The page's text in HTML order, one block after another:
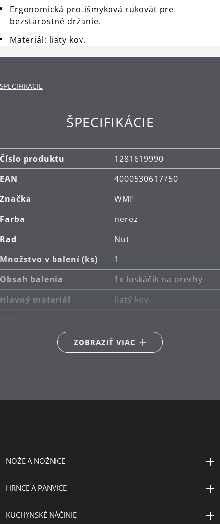
Ergonomická protišmyková rukoväť pre
bezstarostné držanie.
Materiál: liaty kov.
ŠPECIFIKÁCIE
ŠPECIFIKÁCIE
Číslo produktu
1281619990
EAN
4000530617750
Značka
WMF
Farba
nerez
Rad
Nut
Množstvo v balení (ks)
1
Obsah balenia
1x luskáčik na orechy
Hlavný materiál
liatý kov
ZOBRAZIŤ VIAC
NOŽE A NOŽNICE
HRNCE A PANVICE
KUCHYNSKÉ NÁČINIE